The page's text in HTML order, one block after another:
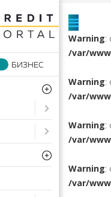
Open submenu (
Open submenu (
Warning:
/var/
Warning:
/var/
Warning:
/var/
Warning:
/var/